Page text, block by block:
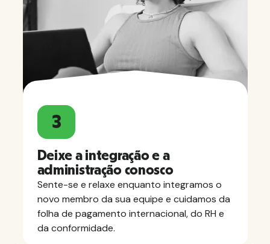
3
Deixe a integração e a
administração conosco
Sente-se e relaxe enquanto integramos o
novo membro da sua equipe e cuidamos da
folha de pagamento internacional, do RH e
da conformidade.